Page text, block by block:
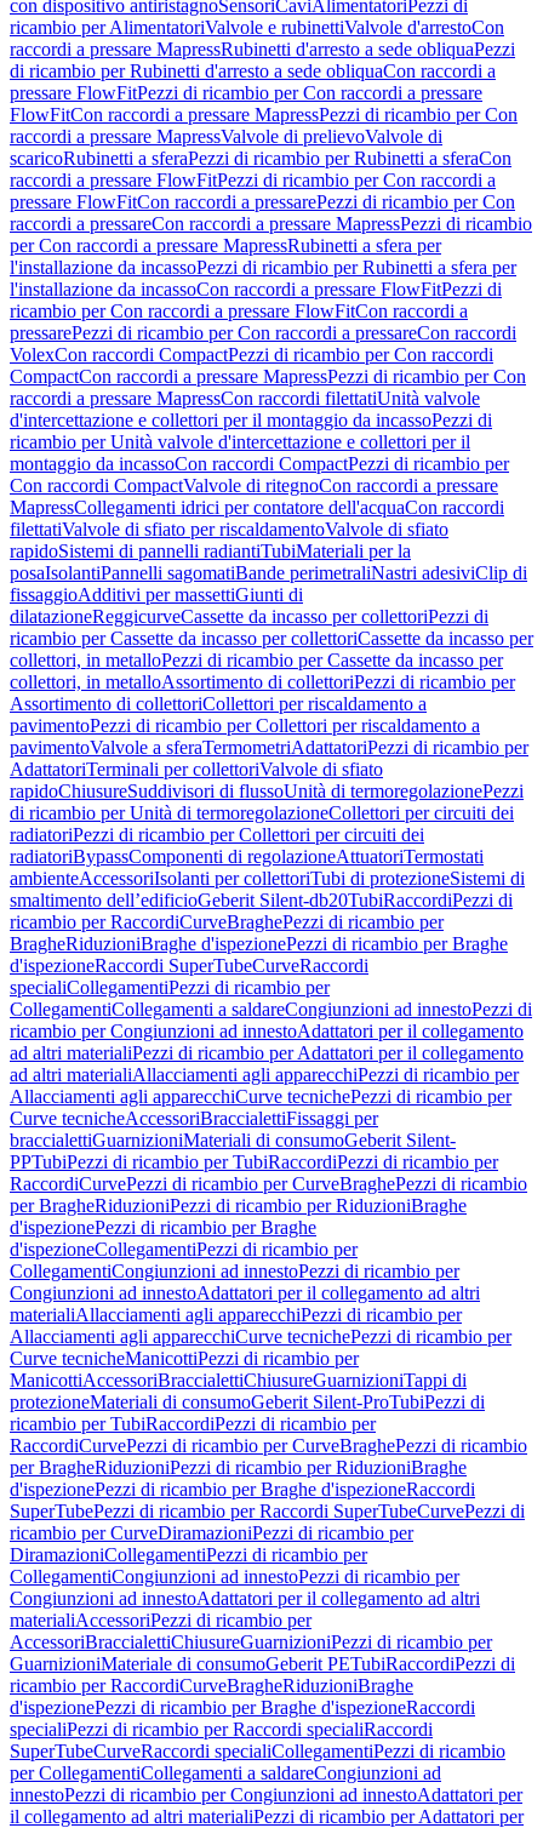
con dispositivo antiristagnoSensoriCaviAlimentatori Pezzi di
ricambio per AlimentatoriValvole e rubinettiValvole d'arrestoCon
raccordi a pressare MapressRubinetti d'arresto a sede obliquaPezzi
di ricambio per Rubinetti d'arresto a sede obliquaCon raccordi a
pressare FlowFitPezzi di ricambio per Con raccordi a pressare
FlowFitCon raccordi a pressare MapressPezzi di ricambio per Con
raccordi a pressare MapressValvole di prelievoValvole di
scaricoRubinetti a sferaPezzi di ricambio per Rubinetti a sferaCon
raccordi a pressare FlowFitPezzi di ricambio per Con raccordi a
pressare FlowFitCon raccordi a pressarePezzi di ricambio per Con
raccordi a pressareCon raccordi a pressare MapressPezzi di ricambio
per Con raccordi a pressare MapressRubinetti a sfera per
l'installazione da incassoPezzi di ricambio per Rubinetti a sfera per
l'installazione da incassoCon raccordi a pressare FlowFitPezzi di
ricambio per Con raccordi a pressare FlowFitCon raccordi a
pressarePezzi di ricambio per Con raccordi a pressareCon raccordi
VolexCon raccordi CompactPezzi di ricambio per Con raccordi
CompactCon raccordi a pressare MapressPezzi di ricambio per Con
raccordi a pressare MapressCon raccordi filettatiUnità valvole
d'intercettazione e collettori per il montaggio da incassoPezzi di
ricambio per Unità valvole d'intercettazione e collettori per il
montaggio da incassoCon raccordi CompactPezzi di ricambio per
Con raccordi CompactValvole di ritegnoCon raccordi a pressare
MapressCollegamenti idrici per contatore dell'acquaCon raccordi
filettatiValvole di sfiato per riscaldamentoValvole di sfiato
rapidoSistemi di pannelli radiantiTubiMateriali per la
posaIsolantiPannelli sagomatiBande perimetraliNastri adesiviClip di
fissaggioAdditivi per massettiGiunti di
dilatazioneReggicurveCassette da incasso per collettoriPezzi di
ricambio per Cassette da incasso per collettoriCassette da incasso per
collettori, in metalloPezzi di ricambio per Cassette da incasso per
collettori, in metalloAssortimento di collettoriPezzi di ricambio per
Assortimento di collettoriCollettori per riscaldamento a
pavimentoPezzi di ricambio per Collettori per riscaldamento a
pavimentoValvole a sferaTermometriAdattatoriPezzi di ricambio per
AdattatoriTerminali per collettoriValvole di sfiato
rapidoChiusureSuddivisori di flussoUnità di termoregolazionePezzi
di ricambio per Unità di termoregolazioneCollettori per circuiti dei
radiatoriPezzi di ricambio per Collettori per circuiti dei
radiatoriBypassComponenti di regolazioneAttuatoriTermostati
ambienteAccessoriIsolanti per collettoriTubi di protezioneSistemi di
smaltimento dell’edificioGeberit Silent-db20TubiRaccordiPezzi di
ricambio per RaccordiCurveBraghePezzi di ricambio per
BragheRiduzioniBraghe d'ispezionePezzi di ricambio per Braghe
d'ispezioneRaccordi SuperTubeCurveRaccordi
specialiCollegamentiPezzi di ricambio per
CollegamentiCollegamenti a saldareCongiunzioni ad innestoPezzi di
ricambio per Congiunzioni ad innestoAdattatori per il collegamento
ad altri materialiPezzi di ricambio per Adattatori per il collegamento
ad altri materialiAllacciamenti agli apparecchiPezzi di ricambio per
Allacciamenti agli apparecchiCurve tecnichePezzi di ricambio per
Curve tecnicheAccessoriBraccialettiFissaggi per
braccialettiGuarnizioniMateriali di consumoGeberit Silent-
PPTubiPezzi di ricambio per TubiRaccordiPezzi di ricambio per
RaccordiCurvePezzi di ricambio per CurveBraghePezzi di ricambio
per BragheRiduzioniPezzi di ricambio per RiduzioniBraghe
d'ispezionePezzi di ricambio per Braghe
d'ispezioneCollegamentiPezzi di ricambio per
CollegamentiCongiunzioni ad innestoPezzi di ricambio per
Congiunzioni ad innestoAdattatori per il collegamento ad altri
materialiAllacciamenti agli apparecchiPezzi di ricambio per
Allacciamenti agli apparecchiCurve tecnichePezzi di ricambio per
Curve tecnicheManicottiPezzi di ricambio per
ManicottiAccessoriBraccialettiChiusureGuarnizioniTappi di
protezioneMateriali di consumoGeberit Silent-ProTubiPezzi di
ricambio per TubiRaccordiPezzi di ricambio per
RaccordiCurvePezzi di ricambio per CurveBraghePezzi di ricambio
per BragheRiduzioniPezzi di ricambio per RiduzioniBraghe
d'ispezionePezzi di ricambio per Braghe d'ispezioneRaccordi
SuperTubePezzi di ricambio per Raccordi SuperTubeCurvePezzi di
ricambio per CurveDiramazioniPezzi di ricambio per
DiramazioniCollegamentiPezzi di ricambio per
CollegamentiCongiunzioni ad innestoPezzi di ricambio per
Congiunzioni ad innestoAdattatori per il collegamento ad altri
materialiAccessoriPezzi di ricambio per
AccessoriBraccialettiChiusureGuarnizioniPezzi di ricambio per
GuarnizioniMateriale di consumoGeberit PETubiRaccordiPezzi di
ricambio per RaccordiCurveBragheRiduzioniBraghe
d'ispezionePezzi di ricambio per Braghe d'ispezioneRaccordi
specialiPezzi di ricambio per Raccordi specialiRaccordi
SuperTubeCurveRaccordi specialiCollegamentiPezzi di ricambio
per CollegamentiCollegamenti a saldareCongiunzioni ad
innestoPezzi di ricambio per Congiunzioni ad innestoAdattatori per
il collegamento ad altri materialiPezzi di ricambio per Adattatori per